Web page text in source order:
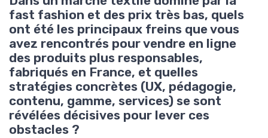
fast fashion et des prix très bas, quels
ont été les principaux freins que vous
avez rencontrés pour vendre en ligne
des produits plus responsables,
fabriqués en France, et quelles
stratégies concrètes (UX, pédagogie,
contenu, gamme, services) se sont
révélées décisives pour lever ces
obstacles ?